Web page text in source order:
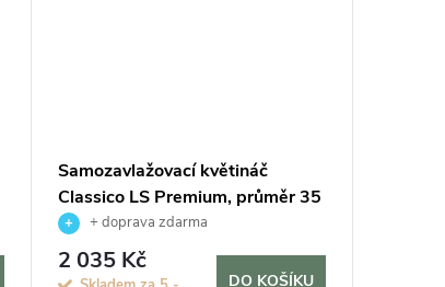
Samozavlažovací květináč
Classico LS Premium, průměr 35
cm, hnědá (taupe)
+ doprava zdarma
2 035 Kč
DO KOŠÍKU